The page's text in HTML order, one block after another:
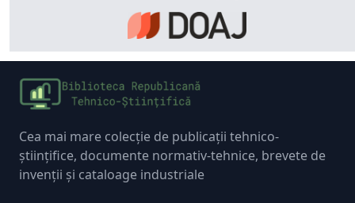
Cea mai mare colecție de publicații tehnico-
științifice, documente normativ-tehnice, brevete de
invenții și cataloage industriale